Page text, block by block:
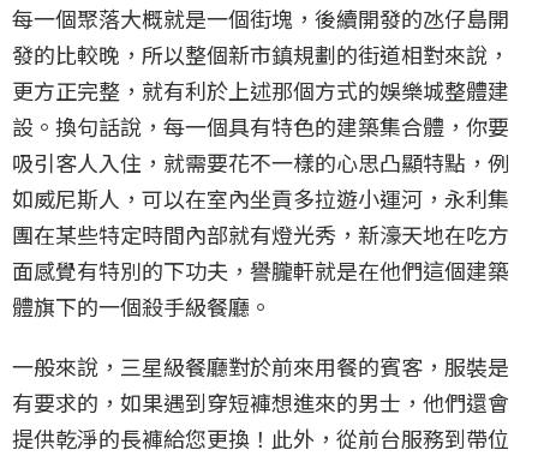
每一個聚落大概就是一個街塊，後續開發的氹仔島開
發的比較晚，所以整個新市鎮規劃的街道相對來說，
更方正完整，就有利於上述那個方式的娛樂城整體建
設。換句話說，每一個具有特色的建築集合體，你要
吸引客人入住，就需要花不一樣的心思凸顯特點，例
如威尼斯人，可以在室內坐貢多拉遊小運河，永利集
團在某些特定時間內部就有燈光秀，新濠天地在吃方
面感覺有特別的下功夫，譽朧軒就是在他們這個建築
體旗下的一個殺手級餐廳。
一般來說，三星級餐廳對於前來用餐的賓客，服裝是
有要求的，如果遇到穿短褲想進來的男士，他們還會
提供乾淨的長褲給您更換！此外，從前台服務到帶位